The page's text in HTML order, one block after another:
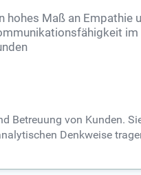
hohes Maß an Empathie
im
von Kunden.
Denkweise